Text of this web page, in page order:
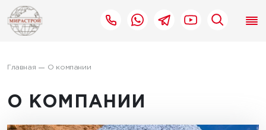
Главная О компании
О КОМПАНИИ